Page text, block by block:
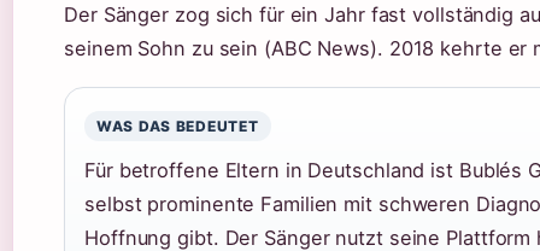
Der Sänger zog sich für ein Jahr fast vollständig
seinem Sohn zu sein (ABC News). 2018 kehrte er
WAS DAS BEDEUTET
Für betroffene Eltern in Deutschland ist Bublés
selbst prominente Familien mit schweren
Hoffnung gibt. Der Sänger nutzt seine Plattform